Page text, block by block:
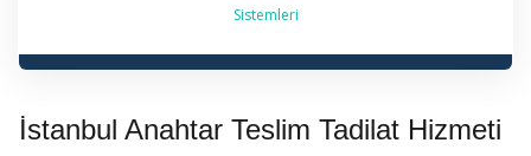
Sistemleri
✔ 2026 Güncel — Anahtar Teslim Tadilat İstanbul | 0
İstanbul Anahtar Teslim Tadilat Hizmeti